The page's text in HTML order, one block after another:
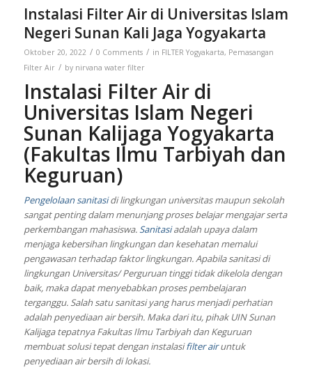
Instalasi Filter Air di Universitas Islam
Negeri Sunan Kali Jaga Yogyakarta
Oktober 20, 2022 / 0 Comments / in FILTER Yogyakarta, Pemasangan
Filter Air / by nirvana water filter
Instalasi Filter Air di
Universitas Islam Negeri
Sunan Kalijaga Yogyakarta
(Fakultas Ilmu Tarbiyah dan
Keguruan)
Pengelolaan sanitasidi lingkungan universitas maupun sekolah
sangat penting dalam menunjang proses belajar mengajar serta
perkembangan mahasiswa.Sanitasiadalah upaya dalam
menjaga kebersihan lingkungan dan kesehatan memalui
pengawasan terhadap faktor lingkungan. Apabila sanitasi di
lingkungan Universitas/ Perguruan tinggi tidak dikelola dengan
baik, maka dapat menyebabkan proses pembelajaran
terganggu. Salah satu sanitasi yang harus menjadi perhatian
adalah penyediaan air bersih. Maka dari itu, pihak UIN Sunan
Kalijaga tepatnya Fakultas Ilmu Tarbiyah dan Keguruan
membuat solusi tepat dengan instalasifilter airuntuk
penyediaan air bersih di lokasi.